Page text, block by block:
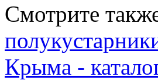
Смотрите
Крыма -